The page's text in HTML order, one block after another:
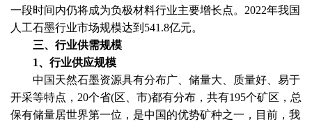
一段时间内仍将成为负极材料行业主要增长点。 2022年我国
人工石墨行业市场规模达到541.8亿元。
三、行业供需规模
1、行业供应规模
中国天然石墨资源具有分布广、储量大、质量好、易于
开采等特点， 20个省(区、市)都有分布，共有195个矿区，总
保有储量居世界第一位，是中国的优势矿种之一，目前，我